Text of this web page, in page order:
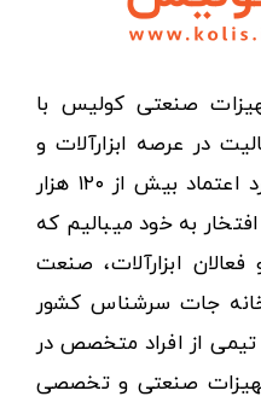
صنعتی کولیس با
به ۱۰ سال فعالیت در عرصه ابزارآلات و
کالاهای صنعتی توانسته مورد اعتماد بیش از ۱۲۰ هزار
افتخار به خود میبالیم که
ابزارآلات، صنعت
جات سرشناس کشور
تیمی از افراد متخصص در
صنعتی و تخصصی